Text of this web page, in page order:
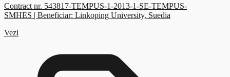
Contract nr. 543817-TEMPUS-1-2013-1-SE-TEMPUS-
SMHES | Beneficiar: Linkoping University, Suedia
Vezi